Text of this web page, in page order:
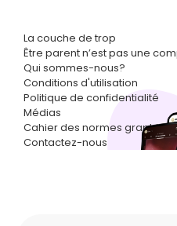
La couche de trop
Être parent n’est pas une
Qui sommes-nous?
Conditions d'utilisation
Politique de confidentialité
Médias
Cahier des normes
Contactez-nous